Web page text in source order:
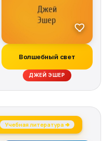
Волшебный свет
ДЖЕЙ ЭШЕР
Учебная литература →